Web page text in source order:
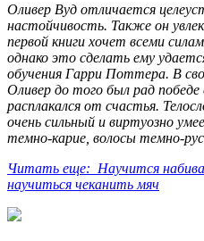
Оливер Вуд отличается
настойчивость. Также он
первой книги хочет всеми
однако это сделать ему
обучения Гарри Поттера. В
Оливер до того был рад
расплакался от счастья.
очень сильный и виртуозно
темно-карие, волосы темно-
Читать еще: Научится
научиться чеканить мяч